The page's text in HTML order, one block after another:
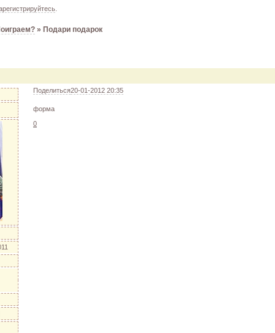
свою обувь! TS3
из GTA VC в игре TS3
друг друга подарками!
"Downloads"
.
» Подари подарок
Поделиться20-01-2012 20:35
форма
0